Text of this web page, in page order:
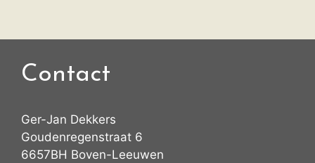
Contact
Ger-Jan Dekkers
Goudenregenstraat 6
6657BH Boven-Leeuwen